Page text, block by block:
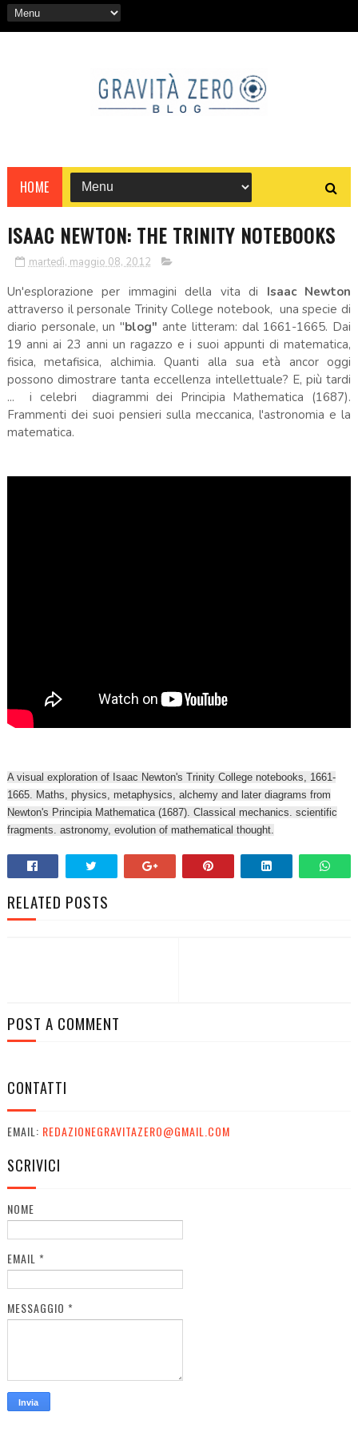
HOME
ISAAC NEWTON: THE TRINITY NOTEBOOKS
martedì, maggio 08, 2012
Un'esplorazione per immagini della vita di Isaac Newton
attraverso il personale Trinity College notebook, una specie di
diario personale, un "blog" ante litteram: dal 1661-1665. Dai
19 anni ai 23 anni un ragazzo e i suoi appunti di matematica,
fisica, metafisica, alchimia. Quanti alla sua età ancor oggi
possono dimostrare tanta eccellenza intellettuale? E, più tardi
... i celebri diagrammi dei Principia Mathematica (1687).
Frammenti dei suoi pensieri sulla meccanica, l'astronomia e la
matematica.
A visual exploration of Isaac Newton's Trinity College notebooks, 1661-
1665. Maths, physics, metaphysics, alchemy and later diagrams from
Newton's Principia Mathematica (1687). Classical mechanics. scientific
fragments. astronomy, evolution of mathematical thought.
RELATED POSTS
POST A COMMENT
CONTATTI
EMAIL: REDAZIONEGRAVITAZERO@GMAIL.COM
SCRIVICI
NOME
EMAIL *
MESSAGGIO *